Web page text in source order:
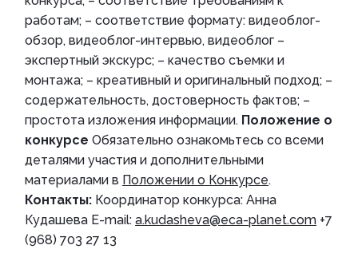
работам; – соответствие формату: видеоблог-
обзор, видеоблог-интервью, видеоблог –
экспертный экскурс; – качество съемки и
монтажа; – креативный и оригинальный подход; –
содержательность, достоверность фактов; –
простота изложения информации. Положение о
конкурсе Обязательно ознакомьтесь со всеми
деталями участия и дополнительными
материалами в Положении о Конкурсе.
Контакты: Координатор конкурса: Анна
Кудашева E-mail: a.kudasheva@eca-planet.com +7
(968) 703 27 13